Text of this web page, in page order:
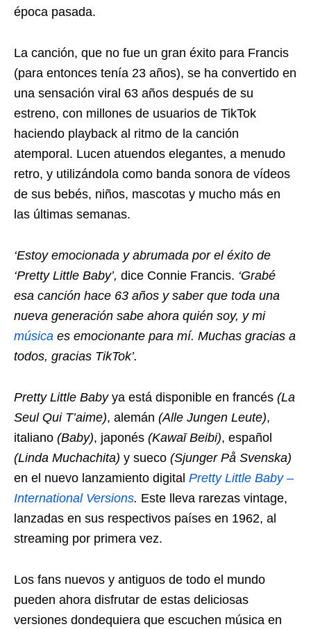
época pasada.
La canción, que no fue un gran éxito para Francis
(para entonces tenía 23 años), se ha convertido en
una sensación viral 63 años después de su
estreno, con millones de usuarios de TikTok
haciendo playback al ritmo de la canción
atemporal. Lucen atuendos elegantes, a menudo
retro, y utilizándola como banda sonora de vídeos
de sus bebés, niños, mascotas y mucho más en
las últimas semanas.
‘Estoy emocionada y abrumada por el éxito de
‘Pretty Little Baby’, dice Connie Francis. ‘Grabé
esa canción hace 63 años y saber que toda una
nueva generación sabe ahora quién soy, y mi
música es emocionante para mí. Muchas gracias a
todos, gracias TikTok’.
Pretty Little Baby ya está disponible en francés (La
Seul Qui T’aime), alemán (Alle Jungen Leute),
italiano (Baby), japonés (Kawaī Beibi), español
(Linda Muchachita) y sueco (Sjunger På Svenska)
en el nuevo lanzamiento digital Pretty Little Baby –
International Versions. Este lleva rarezas vintage,
lanzadas en sus respectivos países en 1962, al
streaming por primera vez.
Los fans nuevos y antiguos de todo el mundo
pueden ahora disfrutar de estas deliciosas
versiones dondequiera que escuchen música en